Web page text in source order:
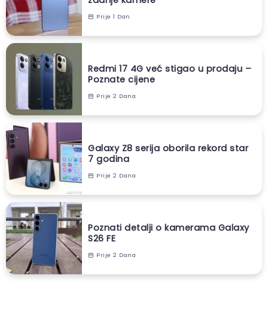
Prije 1 Dan
Redmi 17 4G već stigao u prodaju –
Poznate cijene
Prije 2 Dana
Galaxy Z8 serija oborila rekord star
7 godina
Prije 2 Dana
Poznati detalji o kamerama Galaxy
S26 FE
Prije 2 Dana